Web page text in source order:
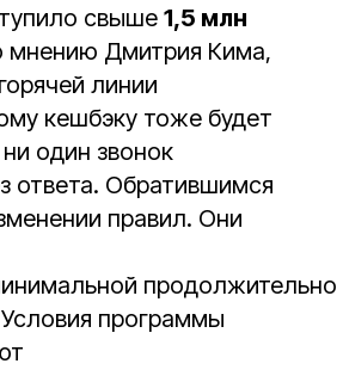
свыше 1,5 млн
мнению Дмитрия Кима,
линии
кешбэку тоже будет
один звонок
ответа. Обратившимся
правил. Они
Условия программы